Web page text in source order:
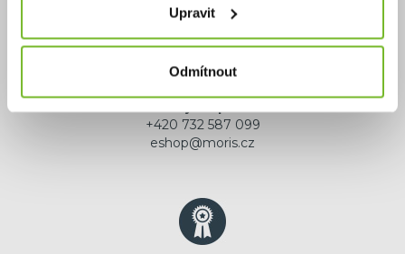
Upravit
Odmítnout
+420 732 587 099
eshop@moris.cz